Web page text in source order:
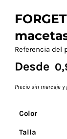
Referencia del
Desde
Precio sin marcaje y
Color
Talla